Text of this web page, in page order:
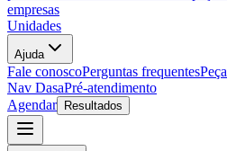
empresas
Unidades
Ajuda
Fale conoscoPerguntas frequentes
Nav DasaPré-atendimento
Agendar
Resultados